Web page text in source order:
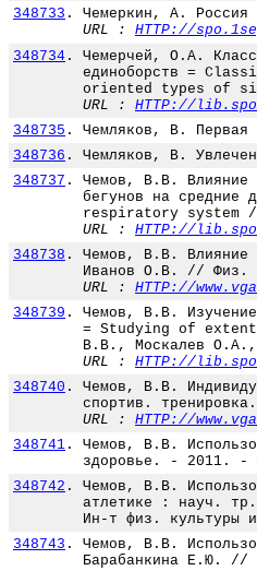
348733 .
Чемеркин, А.
URL : HTTP://
348734 .
Чемерчей, О.А.
единоборств =
oriented types of
URL : HTTP://
348735 . Чемляков, В.
348736 . Чемляков, В.
348737 .
Чемов, В.В. Влияние
бегунов на
respiratory system
URL : HTTP://
348738 .
Чемов, В.В. Влияние
Иванов О.В. // Физ.
URL : HTTP://
348739 .
Чемов, В.В. Изучение
= Studying of
В.В., Москалев
URL : HTTP://
348740 .
Чемов, В.В.
спортив.
URL : HTTP://
348741 .
Чемов, В.В.
здоровье. - 2011.
348742 .
Чемов, В.В.
атлетике : науч.
Ин-т физ. культуры
348743 .
Чемов, В.В.
Барабанкина Е.Ю.